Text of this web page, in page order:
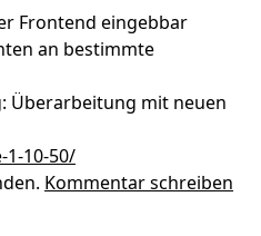
Frontend eingebbar
an bestimmte
Überarbeitung mit neuen
10-50/
Kommentar schreiben